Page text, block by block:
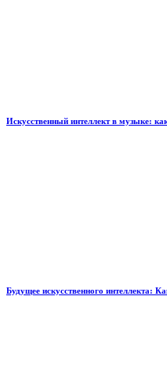
Искусственный интеллект в музыке:
Будущее искусственного интеллекта: